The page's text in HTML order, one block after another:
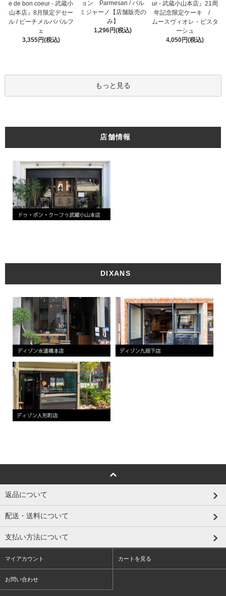
e de bon coeur - 武蔵小
山本店』8月限定デセー
ル / ピーチメルバパルフ
ェ
3,355円(税込)
ョン Parmesan / パル
ミジャーノ【店舗販売の
み】
1,296円(税込)
ur - 武蔵小山本店』21周
年記念限定ケーキ /
ムースヴィオレ・ピスタ
ーシュ
4,050円(税込)
もっと見る
店舗情報
DIXANS
返品について
配送・送料について
支払い方法について
マイアカウント カートを見る
お問い合わせ